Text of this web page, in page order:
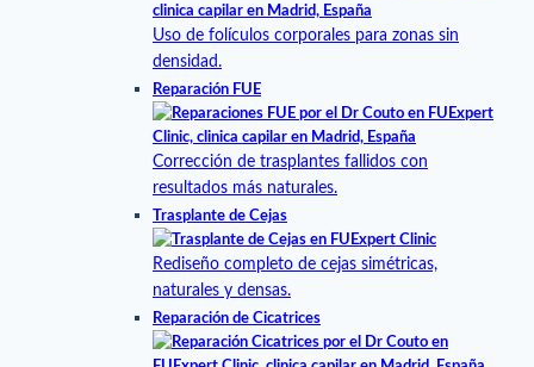
Uso de folículos corporales para zonas sin
densidad.
Reparación FUE
Corrección de trasplantes fallidos con
resultados más naturales.
Trasplante de Cejas
Rediseño completo de cejas simétricas,
naturales y densas.
Reparación de Cicatrices